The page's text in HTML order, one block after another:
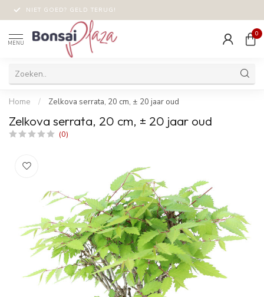
NIET GOED? GELD TERUG!
MENU
0
Home / Zelkova serrata, 20 cm, ± 20 jaar oud
Zelkova serrata, 20 cm, ± 20 jaar oud
(0)